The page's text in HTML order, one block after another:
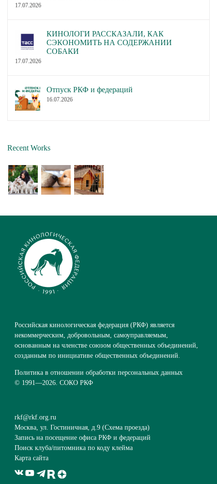
17.07.2026
КИНОЛОГИ РАССКАЗАЛИ, КАК
СЭКОНОМИТЬ НА СОДЕРЖАНИИ
СОБАКИ
17.07.2026
Отпуск РКФ и федераций
16.07.2026
Recent Works
Российская кинологическая федерация (РКФ) является
некоммерческим, добровольным, самоуправляемым,
основанным на членстве союзом общественных объединений,
созданным по инициативе общественных объединений.
Политика в отношении обработки персональных данных
© 1991—2026. СОКО РКФ
rkf@rkf.org.ru
Москва, ул. Гостиничная, д.9 (Схема проезда)
Запись на посещение офиса РКФ и федераций
Поиск клуба/питомника по коду клейма
Карта сайта